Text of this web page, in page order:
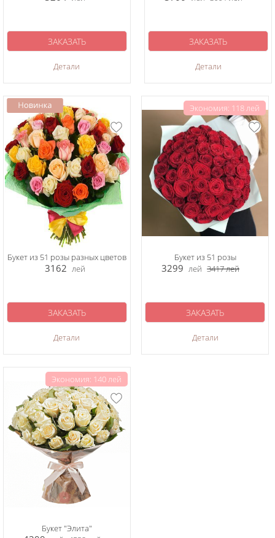
Детали
ЗАКАЗАТЬ
Детали
ЗАКАЗАТЬ
Букет из 51 розы разных цветов
3162 лей
Детали
ЗАКАЗАТЬ
Экономия: 118 лей
Букет из 51 розы
3299 лей 3417лей
Детали
ЗАКАЗАТЬ
Экономия: 140 лей
Букет "Элита"